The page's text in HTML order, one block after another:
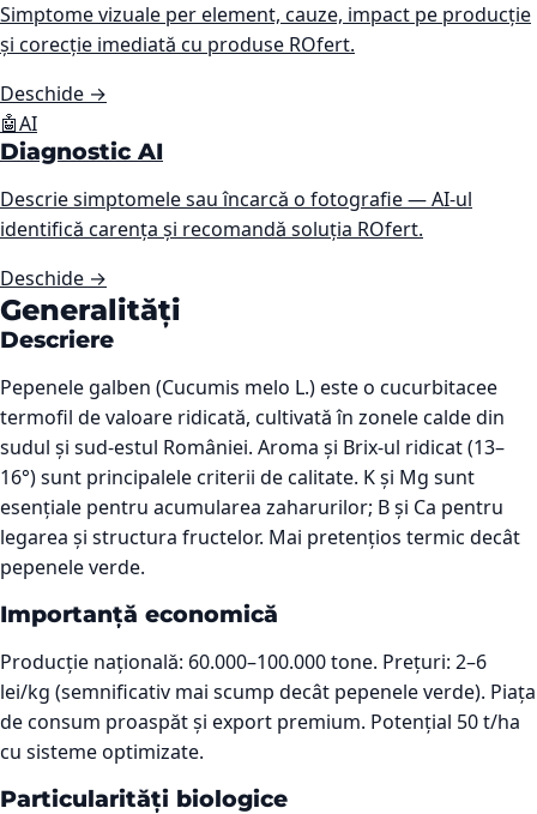
Simptome vizuale per element, cauze, impact pe producție
și corecție imediată cu produse ROfert.
Deschide →
🤖AI
Diagnostic AI
Descrie simptomele sau încarcă o fotografie — AI-ul
identifică carența și recomandă soluția ROfert.
Deschide →
Generalități
Descriere
Pepenele galben (Cucumis melo L.) este o cucurbitacee
termofil de valoare ridicată, cultivată în zonele calde din
sudul și sud-estul României. Aroma și Brix-ul ridicat (13–
16°) sunt principalele criterii de calitate. K și Mg sunt
esențiale pentru acumularea zaharurilor; B și Ca pentru
legarea și structura fructelor. Mai pretențios termic decât
pepenele verde.
Importanță economică
Producție națională: 60.000–100.000 tone. Prețuri: 2–6
lei/kg (semnificativ mai scump decât pepenele verde). Piața
de consum proaspăt și export premium. Potențial 50 t/ha
cu sisteme optimizate.
Particularități biologice